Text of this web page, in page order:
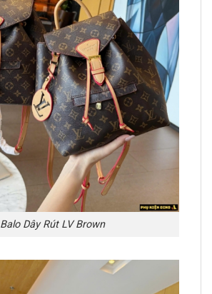
Balo Dây Rút LV Brown